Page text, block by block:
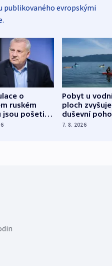
publikovaného evropskými
o
ruském
jsou pošetilé,
Pobyt u
ploch zvyšuje
duševní
ukázala
7. 8. 2026